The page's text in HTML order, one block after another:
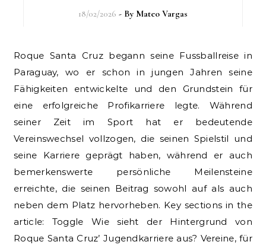
18/02/2026 - By Mateo Vargas
Roque Santa Cruz begann seine Fussballreise in
Paraguay, wo er schon in jungen Jahren seine
Fähigkeiten entwickelte und den Grundstein für
eine erfolgreiche Profikarriere legte. Während
seiner Zeit im Sport hat er bedeutende
Vereinswechsel vollzogen, die seinen Spielstil und
seine Karriere geprägt haben, während er auch
bemerkenswerte persönliche Meilensteine
erreichte, die seinen Beitrag sowohl auf als auch
neben dem Platz hervorheben. Key sections in the
article: Toggle Wie sieht der Hintergrund von
Roque Santa Cruz’ Jugendkarriere aus? Vereine, für